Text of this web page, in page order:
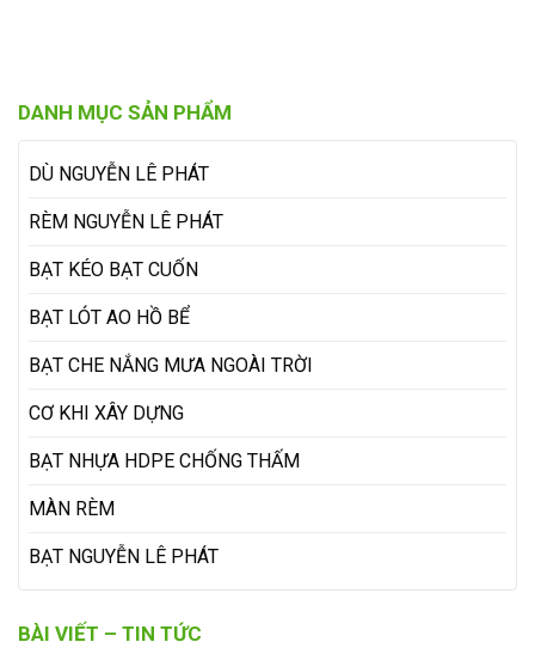
DANH MỤC SẢN PHẨM
DÙ NGUYỄN LÊ PHÁT
RÈM NGUYỄN LÊ PHÁT
BẠT KÉO BẠT CUỐN
BẠT LÓT AO HỒ BỂ
BẠT CHE NẮNG MƯA NGOÀI TRỜI
CƠ KHI XÂY DỰNG
BẠT NHỰA HDPE CHỐNG THẤM
MÀN RÈM
BẠT NGUYỄN LÊ PHÁT
BÀI VIẾT – TIN TỨC